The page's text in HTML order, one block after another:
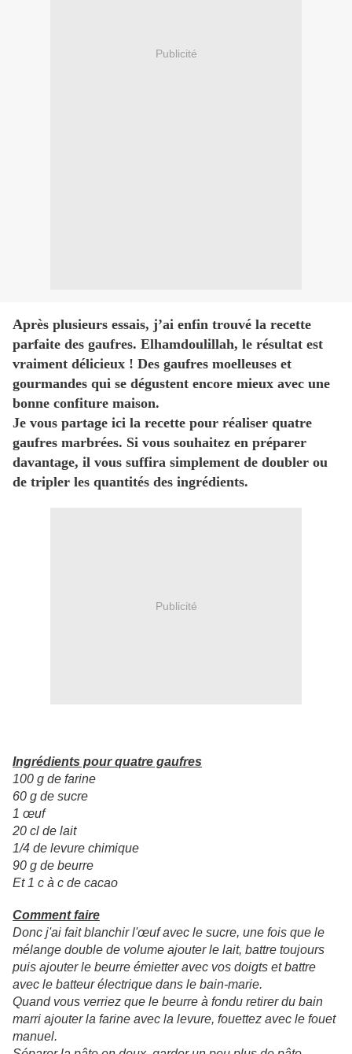
Publicité
Après plusieurs essais, j’ai enfin trouvé la recette
parfaite des gaufres. Elhamdoulillah, le résultat est
vraiment délicieux ! Des gaufres moelleuses et
gourmandes qui se dégustent encore mieux avec une
bonne confiture maison.
Je vous partage ici la recette pour réaliser quatre
gaufres marbrées. Si vous souhaitez en préparer
davantage, il vous suffira simplement de doubler ou
de tripler les quantités des ingrédients.
Publicité
Ingrédients pour quatre gaufres
100 g de farine
60 g de sucre
1 œuf
20 cl de lait
1/4 de levure chimique
90 g de beurre
Et 1 c à c de cacao
Comment faire
Donc j'ai fait blanchir l'œuf avec le sucre, une fois que le
mélange double de volume ajouter le lait, battre toujours
puis ajouter le beurre émietter avec vos doigts et battre
avec le batteur électrique dans le bain-marie.
Quand vous verriez que le beurre à fondu retirer du bain
marri ajouter la farine avec la levure, fouettez avec le fouet
manuel.